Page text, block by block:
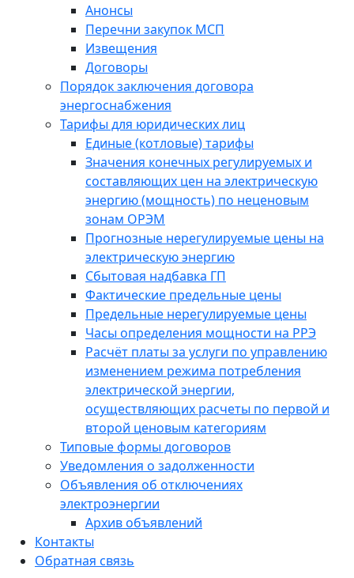
Анонсы
Перечни закупок МСП
Извещения
Договоры
Порядок заключения договора
энергоснабжения
Тарифы для юридических лиц
Единые (котловые) тарифы
Значения конечных регулируемых и
составляющих цен на электрическую
энергию (мощность) по неценовым
зонам ОРЭМ
Прогнозные нерегулируемые цены на
электрическую энергию
Сбытовая надбавка ГП
Фактические предельные цены
Предельные нерегулируемые цены
Часы определения мощности на РРЭ
Расчёт платы за услуги по управлению
изменением режима потребления
электрической энергии,
осуществляющих расчеты по первой и
второй ценовым категориям
Типовые формы договоров
Уведомления о задолженности
Объявления об отключениях
электроэнергии
Архив объявлений
Контакты
Обратная связь